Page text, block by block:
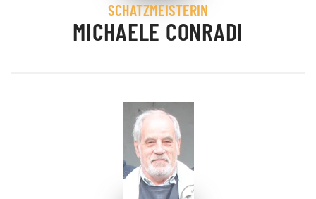
SCHATZMEISTERIN
MICHAELE CONRADI